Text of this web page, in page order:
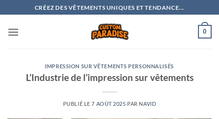
au
contenu
CRÉEZ DES VÊTEMENTS UNIQUES ET TENDANCE...
0
IMPRESSION SUR VÊTEMENTS PERSONNALISÉS
L’Industrie de l’impression sur vêtements
PUBLIÉ LE7 AOÛT 2025 PAR NAVID